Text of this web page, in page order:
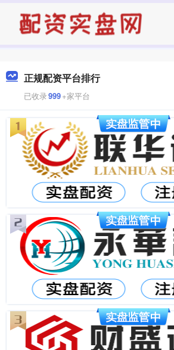
正规配资平台排行
已收录999+家平台